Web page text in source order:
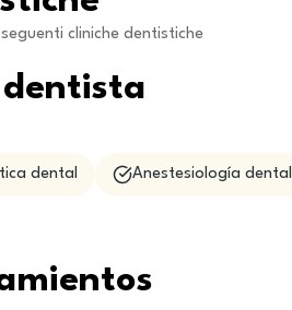
cliniche dentistiche
dental Anestesiología dental